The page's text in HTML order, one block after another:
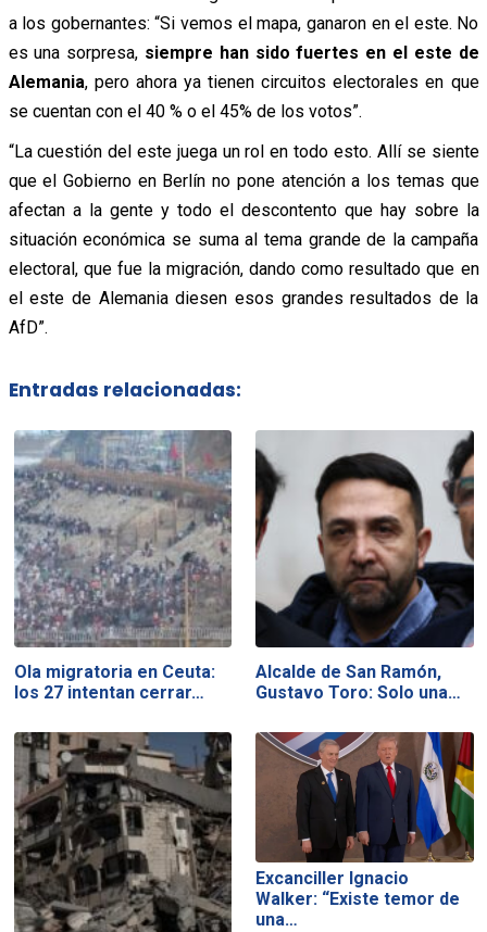
a los gobernantes: “Si vemos el mapa, ganaron en el este. No
es una sorpresa, siempre han sido fuertes en el este de
Alemania, pero ahora ya tienen circuitos electorales en que
se cuentan con el 40 % o el 45% de los votos”.
“La cuestión del este juega un rol en todo esto. Allí se siente
que el Gobierno en Berlín no pone atención a los temas que
afectan a la gente y todo el descontento que hay sobre la
situación económica se suma al tema grande de la campaña
electoral, que fue la migración, dando como resultado que en
el este de Alemania diesen esos grandes resultados de la
AfD”.
Entradas relacionadas:
Ola migratoria en Ceuta:
los 27 intentan cerrar…
Alcalde de San Ramón,
Gustavo Toro: Solo una…
Excanciller Ignacio
Walker: “Existe temor de
una…